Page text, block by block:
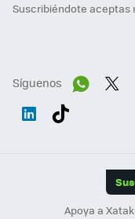
Suscribiéndote aceptas
Síguenos
Apoya a